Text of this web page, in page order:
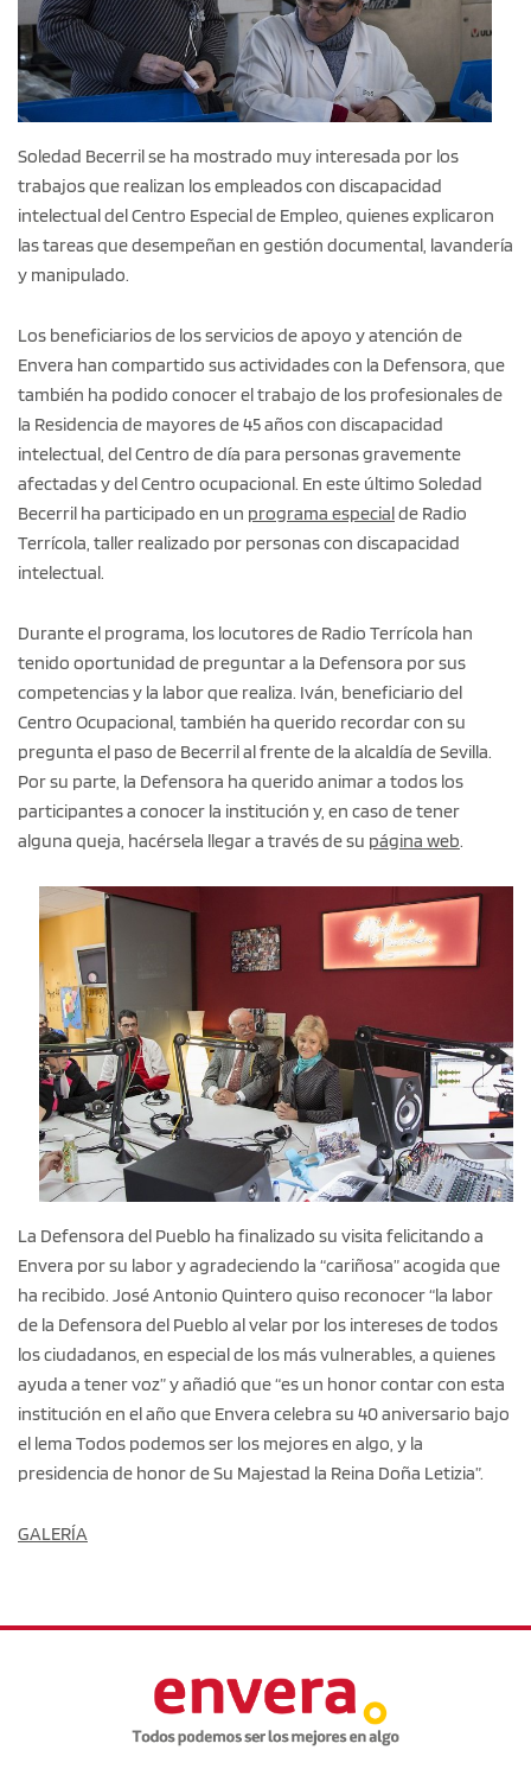
Soledad Becerril se ha mostrado muy interesada por los
trabajos que realizan los empleados con discapacidad
intelectual del Centro Especial de Empleo, quienes explicaron
las tareas que desempeñan en gestión documental, lavandería
y manipulado.
Los beneficiarios de los servicios de apoyo y atención de
Envera han compartido sus actividades con la Defensora, que
también ha podido conocer el trabajo de los profesionales de
la Residencia de mayores de 45 años con discapacidad
intelectual, del Centro de día para personas gravemente
afectadas y del Centro ocupacional. En este último Soledad
Becerril ha participado en un programa especialde Radio
Terrícola, taller realizado por personas con discapacidad
intelectual.
Durante el programa, los locutores de Radio Terrícola han
tenido oportunidad de preguntar a la Defensora por sus
competencias y la labor que realiza. Iván, beneficiario del
Centro Ocupacional, también ha querido recordar con su
pregunta el paso de Becerril al frente de la alcaldía de Sevilla.
Por su parte, la Defensora ha querido animar a todos los
participantes a conocer la institución y, en caso de tener
alguna queja, hacérsela llegar a través de su página web.
La Defensora del Pueblo ha finalizado su visita felicitando a
Envera por su labor y agradeciendo la “cariñosa” acogida que
ha recibido. José Antonio Quintero quiso reconocer “la labor
de la Defensora del Pueblo al velar por los intereses de todos
los ciudadanos, en especial de los más vulnerables, a quienes
ayuda a tener voz” y añadió que “es un honor contar con esta
institución en el año que Envera celebra su 40 aniversario bajo
el lema Todos podemos ser los mejores en algo, y la
presidencia de honor de Su Majestad la Reina Doña Letizia”.
GALERÍA